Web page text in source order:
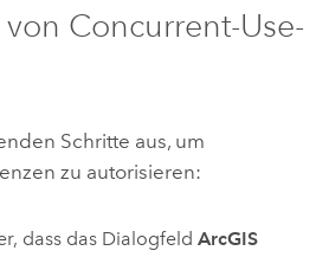
Concurrent-Use-
Schritte aus, um
zu autorisieren:
dass das Dialogfeld ArcGIS